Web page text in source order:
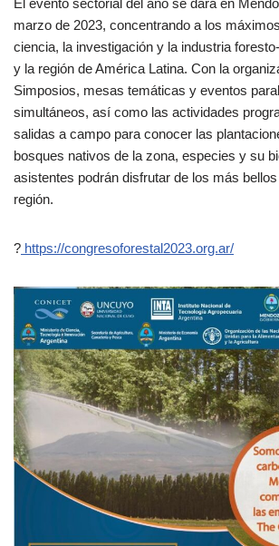
El evento sectorial del año se dará en
marzo de 2023, concentrando a los
ciencia, la investigación y la industria
y la región de América Latina. Con la
Simposios, mesas temáticas y eventos
simultáneos, así como las actividades
salidas a campo para conocer las
bosques nativos de la zona, especies y su
asistentes podrán disfrutar de los más
región.
? https://congresoforestal2023.org.ar/